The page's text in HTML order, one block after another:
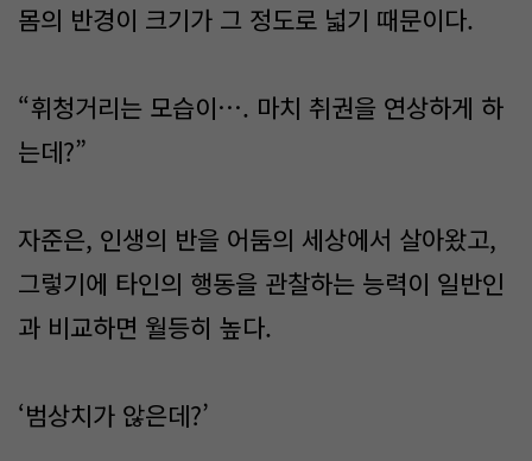
몸의 반경이 크기가 그 정도로 넓기 때문이다.
“휘청거리는 모습이…. 마치 취권을 연상하게 하
는데?”
자준은, 인생의 반을 어둠의 세상에서 살아왔고,
그렇기에 타인의 행동을 관찰하는 능력이 일반인
과 비교하면 월등히 높다.
‘범상치가 않은데?’